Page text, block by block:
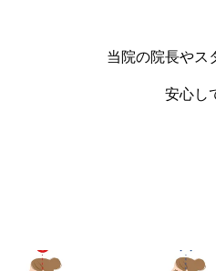
当院の院長やス
安心し